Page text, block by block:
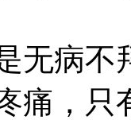
病不
痛，